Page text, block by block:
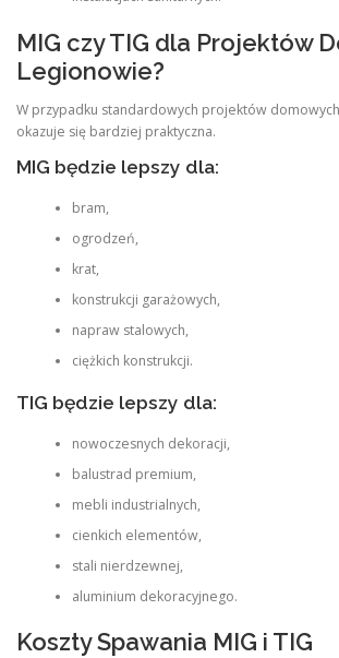
MIG czy TIG dla Projektów
Legionowie?
W przypadku standardowych projektów
okazuje się bardziej praktyczna.
MIG będzie lepszy dla:
bram,
ogrodzeń,
krat,
konstrukcji garażowych,
napraw stalowych,
ciężkich konstrukcji.
TIG będzie lepszy dla:
nowoczesnych dekoracji,
balustrad premium,
mebli industrialnych,
cienkich elementów,
stali nierdzewnej,
aluminium dekoracyjnego.
Koszty Spawania MIG i TIG